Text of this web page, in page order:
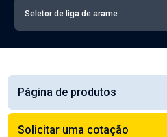
Seletor de liga de arame
Página de produtos
Solicitar uma cotação